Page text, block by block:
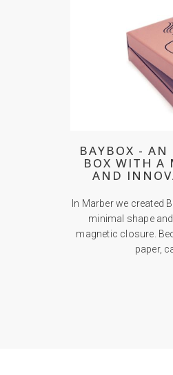
BAYBOX - AN
BOX WITH A
AND
In Marber we created
minimal shape
magnetic closure.
paper,